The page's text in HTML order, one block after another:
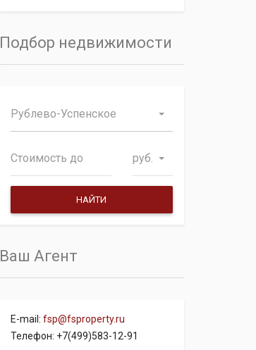
Подбор недвижимости
Рублево-Успенское
руб.
Ваш Агент
E-mail: fsp@fsproperty.ru
Телефон: +7(499)583-12-91